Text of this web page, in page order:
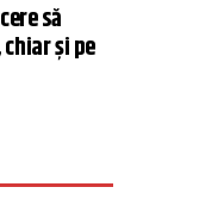
să
și pe